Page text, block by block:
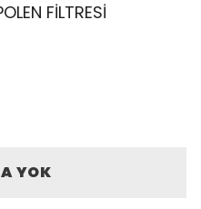
FİLTRESİ
YOK